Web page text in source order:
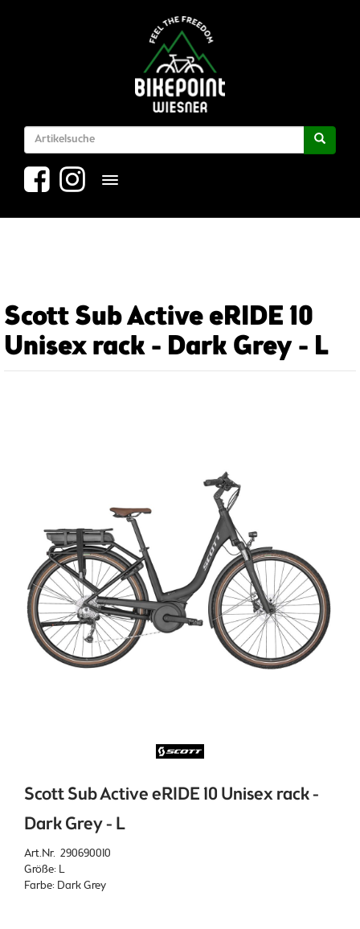
Toggle navigation
Scott Sub Active eRIDE 10
Unisex rack - Dark Grey - L
Scott Sub Active eRIDE 10 Unisex rack -
Dark Grey - L
Art.Nr. 290690010
Größe: L
Farbe: Dark Grey